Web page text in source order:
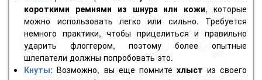
короткими ремнями из шнура или кожи, которые
можно использовать легко или сильно. Требуется
немного практики, чтобы прицелиться и правильно
ударить флоггером, поэтому более опытные
шлепатели должны попробовать это.
Кнуты: Возможно, вы еще помните хлыст из своего